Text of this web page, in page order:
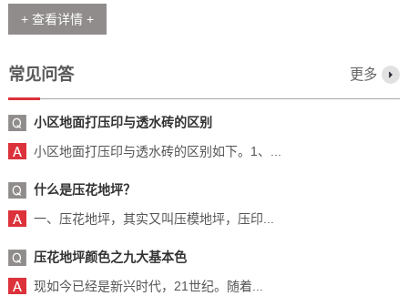
+ 查看详情 +
常见问答 更多
小区地面打压印与透水砖的区别
小区地面打压印与透水砖的区别如下。1、...
什么是压花地坪？
一、压花地坪，其实又叫压模地坪，压印...
压花地坪颜色之九大基本色
现如今已经是新兴时代，21世纪。随着...